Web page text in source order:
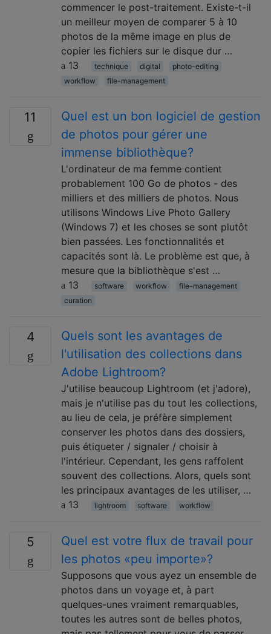
commencer le post-traitement. Existe-t-il
un meilleur moyen de comparer 5 à 10
photos de la même image en plus de
copier les fichiers sur le disque dur …
13
technique digital
photo-editing
workflow
file-management
11
Quel est un bon logiciel de gestion
de photos pour gérer une
immense bibliothèque?
L'ordinateur de ma femme contient
probablement 100 Go de photos - des
milliers et des milliers de photos. Nous
utilisons Windows Live Photo Gallery
(Windows 7) et les choses se sont plutôt
bien passées. Les fonctionnalités et
capacités sont là. Le problème est que, à
mesure que la bibliothèque s'est …
13
software workflow
file-management
curation
4
Quels sont les avantages de
l'utilisation des collections dans
Adobe Lightroom?
J'utilise beaucoup Lightroom (et j'adore),
mais je n'utilise pas du tout les collections,
au lieu de cela, je préfère simplement
conserver les photos dans des dossiers,
puis étiqueter / signaler / choisir à
l'intérieur. Cependant, les gens raffolent
souvent des collections. Alors, quels sont
les principaux avantages de les utiliser, …
13
lightroom software workflow
5
Quel est votre flux de travail pour
les photos «peu importe»?
Supposons que vous ayez un ensemble de
photos dans un voyage et, à part
quelques-unes vraiment remarquables,
toutes les autres sont de belles photos,